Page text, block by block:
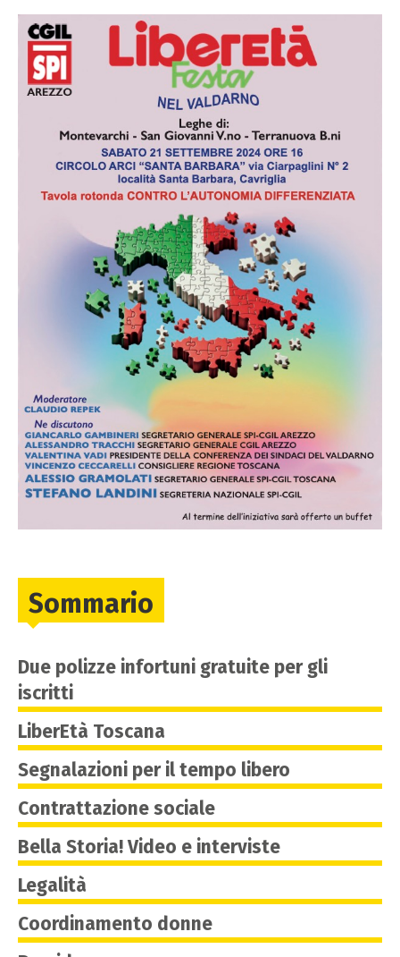
Sommario
Due polizze infortuni gratuite per gli
iscritti
LiberEtà Toscana
Segnalazioni per il tempo libero
Contrattazione sociale
Bella Storia! Video e interviste
Legalità
Coordinamento donne